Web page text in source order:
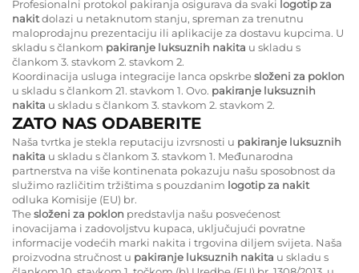
Profesionalni protokol pakiranja osigurava da svaki logotip za
nakitdolazi u netaknutom stanju, spreman za trenutnu
maloprodajnu prezentaciju ili aplikacije za dostavu kupcima. U
skladu s člankom pakiranje luksuznih nakita u skladu s
člankom 3. stavkom 2. stavkom 2.
Koordinacija usluga integracije lanca opskrbesloženi za poklon
u skladu s člankom 21. stavkom 1. Ovo. pakiranje luksuznih
nakita u skladu s člankom 3. stavkom 2. stavkom 2.
ZATO NAS ODABERITE
Naša tvrtka je stekla reputaciju izvrsnosti u pakiranje luksuznih
nakita u skladu s člankom 3. stavkom 1. Međunarodna
partnerstva na više kontinenata pokazuju našu sposobnost da
služimo različitim tržištima s pouzdanim logotip za nakit
odluka Komisije (EU) br.
Thesloženi za poklon predstavlja našu posvećenost
inovacijama i zadovoljstvu kupaca, uključujući povratne
informacije vodećih marki nakita i trgovina diljem svijeta. Naša
proizvodna stručnost u pakiranje luksuznih nakita u skladu s